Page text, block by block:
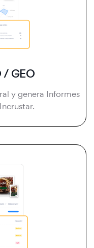
/ GEO
y genera Informes